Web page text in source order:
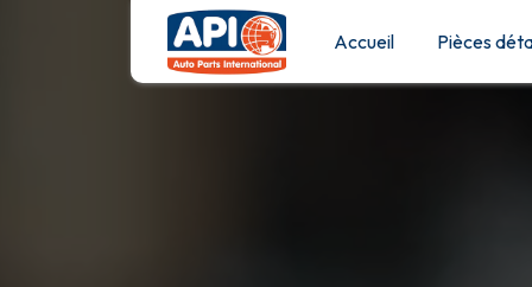
Accueil Pièces
Panneau de gestion des cookies